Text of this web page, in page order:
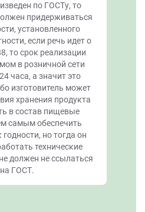
по ГОСТу, то
придерживаться
установленного
если речь идет о
то срок реализации
в розничной сети
часа, а значит это
изготовитель может
хранения продукта
в состав пищевые
самым обеспечить
но тогда он
технические
должен не ссылаться
на ГОСТ.